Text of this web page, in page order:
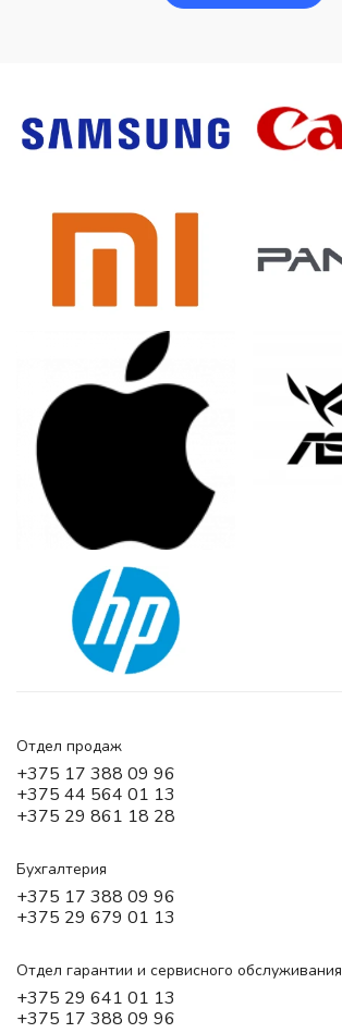
Отдел продаж
+375 17 388 09 96
+375 44 564 01 13
+375 29 861 18 28
Бухгалтерия
+375 17 388 09 96
+375 29 679 01 13
Отдел гарантии и сервисного обслуживания
+375 29 641 01 13
+375 17 388 09 96